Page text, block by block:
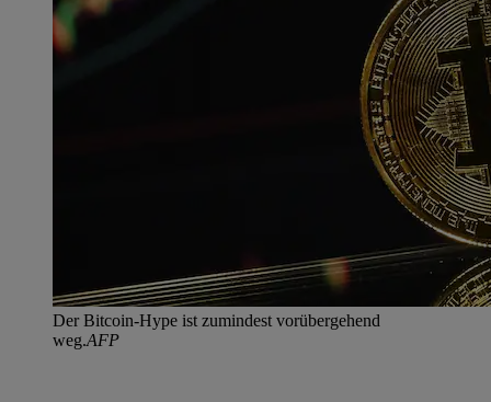
Der Bitcoin-Hype ist zumindest vorübergehend
weg.AFP